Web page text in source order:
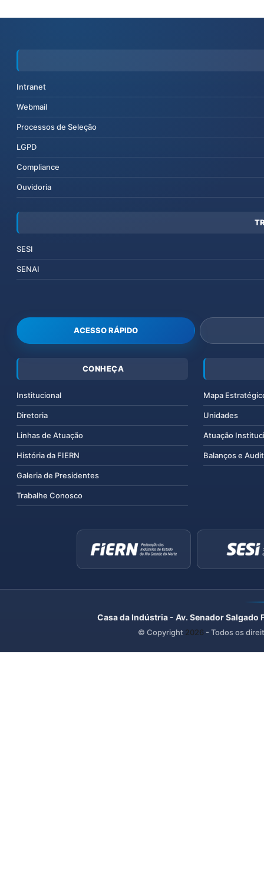
Intranet
Webmail
Processos de Seleção
LGPD
Compliance
Ouvidoria
SESI
SENAI
ACESSO RÁPIDO
CONHEÇA
Institucional
Diretoria
Linhas de Atuação
História da FIERN
Galeria de Presidentes
Trabalhe Conosco
Mapa
Unidades
Atuação
Balanços e
Casa da Indústria - Av. Senador
© Copyright 2026 - Todos os